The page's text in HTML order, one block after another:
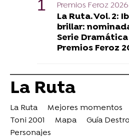
Premios Feroz 2026
La Ruta. Vol. 2:
brillar:
Serie
Premios Feroz
La Ruta
La Ruta Mejores momentos
Toni 2001
Mapa Guía
Personajes